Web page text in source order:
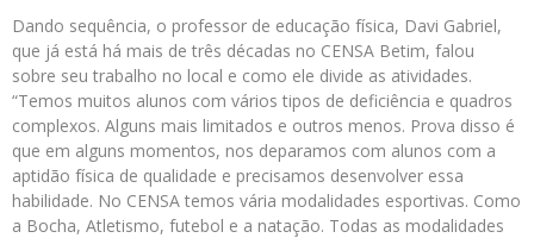
Dando sequência, o professor de educação física, Davi Gabriel,
que já está há mais de três décadas no CENSA Betim, falou
sobre seu trabalho no local e como ele divide as atividades.
“Temos muitos alunos com vários tipos de deficiência e quadros
complexos. Alguns mais limitados e outros menos. Prova disso é
que em alguns momentos, nos deparamos com alunos com a
aptidão física de qualidade e precisamos desenvolver essa
habilidade. No CENSA temos vária modalidades esportivas. Como
a Bocha, Atletismo, futebol e a natação. Todas as modalidades